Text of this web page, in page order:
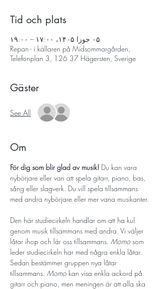
Tid och plats
۰۵ جوزا ۱۴۰۵، ۱۷:۰۰ – ۱۹:۰۰
Repan - i källaren på Midsommargården,
Telefonplan 3, 126 37 Hägersten, Sverige
Gäster
See All
Om
För dig som blir glad av musik! Du kan vara
nybörjare eller van att spela gitarr, piano, bas,
sång eller slagverk. Du vill spela tillsammans
med andra nybörjare eller mer vana musikanter.
Den här studiecirkeln handlar om att ha kul
genom musik tillsammans med andra. Vi väljer
låtar ihop och lär oss tillsammans. Momo som
leder studiecirkeln har med några enkla låtar.
Sedan bestämmer gruppen nya låtar
tillsammans. Momo kan visa enkla ackord på
gitarr och piano, men meningen är att alla ska